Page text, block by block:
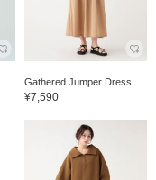
Gathered Jumper Dress
¥7,590